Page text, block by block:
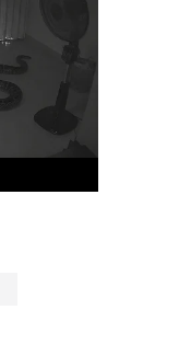
Viber
в Whatsapp
в Messenger
в LinkedIn